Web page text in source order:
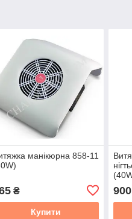
манікюрна 858-11
₴
Купити
900